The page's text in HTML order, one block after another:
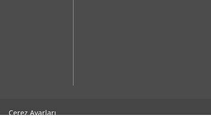
Çerez Ayarları